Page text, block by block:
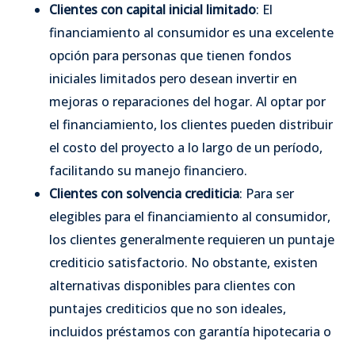
Clientes con capital inicial limitado: El
financiamiento al consumidor es una excelente
opción para personas que tienen fondos
iniciales limitados pero desean invertir en
mejoras o reparaciones del hogar. Al optar por
el financiamiento, los clientes pueden distribuir
el costo del proyecto a lo largo de un período,
facilitando su manejo financiero.
Clientes con solvencia crediticia: Para ser
elegibles para el financiamiento al consumidor,
los clientes generalmente requieren un puntaje
crediticio satisfactorio. No obstante, existen
alternativas disponibles para clientes con
puntajes crediticios que no son ideales,
incluidos préstamos con garantía hipotecaria o